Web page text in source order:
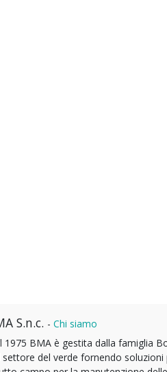
S.n.c. - Chi siamo
1975 BMA è gestita dalla famiglia
settore del verde fornendo soluzioni